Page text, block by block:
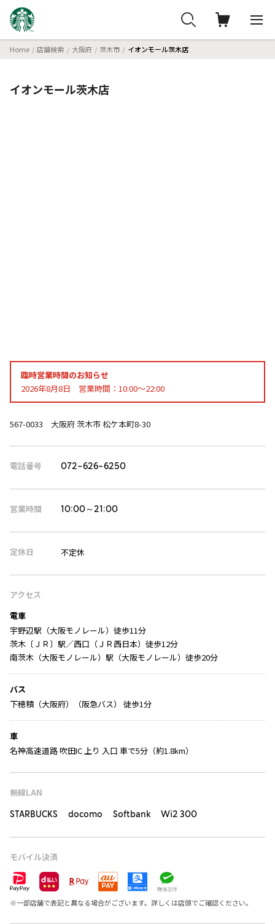
Home 店舗検索 大阪府 茨木市 イオンモール茨木店
イオンモール茨木店
臨時営業時間のお知らせ
2026年8月8日 営業時間：10:00～22:00
567-0033 大阪府 茨木市 松ケ本町8-30
電話番号 072-626-6250
営業時間 10:00～21:00
定休日 不定休
アクセス
電車
宇野辺駅（大阪モノレール）徒歩11分
茨木〔ＪＲ〕駅／西口（ＪＲ西日本）徒歩12分
南茨木（大阪モノレール）駅（大阪モノレール）徒歩20分
バス
下穂積（大阪府）（阪急バス） 徒歩1分
車
名神高速道路 吹田IC 上り 入口 車で5分（約1.8km）
無線LAN
STARBUCKS docomo Softbank Wi2 300
モバイル決済
※一部店舗で表記と異なる場合がございます。詳しくは店頭でご確認ください。